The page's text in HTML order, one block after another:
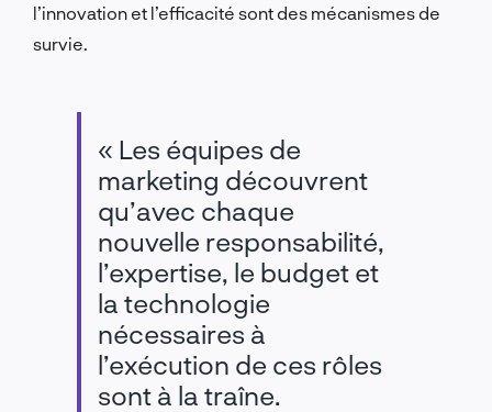
l’innovation et l’efficacité sont des mécanismes de
survie.
« Les équipes de
marketing découvrent
qu’avec chaque
nouvelle responsabilité,
l’expertise, le budget et
la technologie
nécessaires à
l’exécution de ces rôles
sont à la traîne.